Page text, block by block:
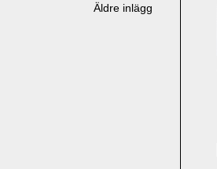
Äldre inlägg